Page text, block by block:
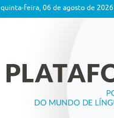
quinta-feira, 06 de agosto de 2026